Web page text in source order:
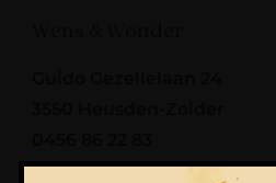
info@wensenwonder.be